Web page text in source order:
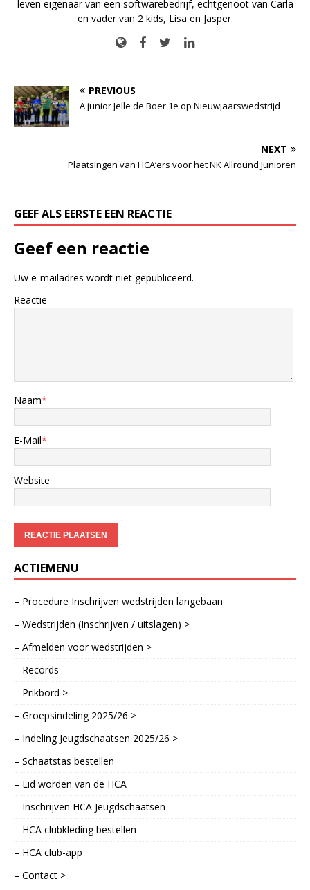
leven eigenaar van een softwarebedrijf, echtgenoot van Carla
en vader van 2 kids, Lisa en Jasper.
PREVIOUS
A junior Jelle de Boer 1e op Nieuwjaarswedstrijd
NEXT
Plaatsingen van HCA’ers voor het NK Allround Junioren
GEEF ALS EERSTE EEN REACTIE
Geef een reactie
Uw e-mailadres wordt niet gepubliceerd.
Reactie
Naam*
E-Mail*
Website
ACTIEMENU
– Procedure Inschrijven wedstrijden langebaan
– Wedstrijden (Inschrijven / uitslagen) >
– Afmelden voor wedstrijden >
– Records
– Prikbord >
– Groepsindeling 2025/26 >
– Indeling Jeugdschaatsen 2025/26 >
– Schaatstas bestellen
– Lid worden van de HCA
– Inschrijven HCA Jeugdschaatsen
– HCA clubkleding bestellen
– HCA club-app
– Contact >